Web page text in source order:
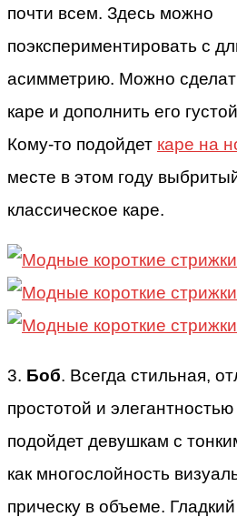
почти всем. Здесь можно
поэкспериментировать с
асимметрию. Можно
каре и дополнить его
Кому-то подойдет каре на
месте в этом году
классическое каре.
3. Боб. Всегда стильная,
простотой и
подойдет девушкам с
как многослойность
прическу в объеме.